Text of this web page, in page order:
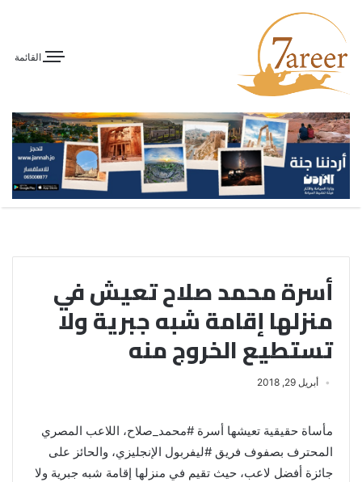
القائمة
أسرة محمد صلاح تعيش في
منزلها إقامة شبه جبرية ولا
تستطيع الخروج منه
أبريل 29, 2018
مأساة حقيقية تعيشها أسرة #محمد_صلاح، اللاعب المصري
المحترف بصفوف فريق #ليفربول الإنجليزي، والحائز على
جائزة أفضل لاعب، حيث تقيم في منزلها إقامة شبه جبرية ولا